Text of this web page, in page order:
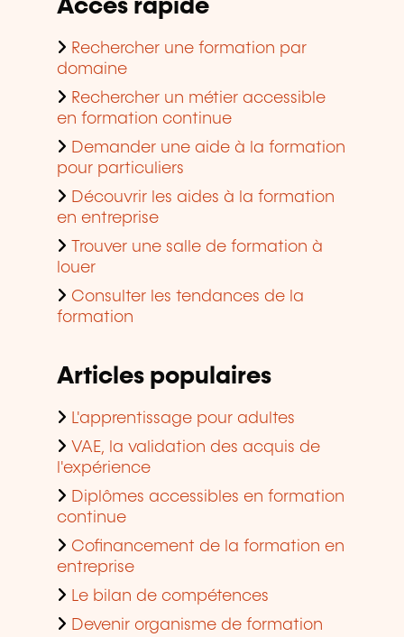
Accès rapide
Rechercher une formation par
domaine
Rechercher un métier accessible
en formation continue
Demander une aide à la formation
pour particuliers
Découvrir les aides à la formation
en entreprise
Trouver une salle de formation à
louer
Consulter les tendances de la
formation
Articles populaires
L'apprentissage pour adultes
VAE, la validation des acquis de
l'expérience
Diplômes accessibles en formation
continue
Cofinancement de la formation en
entreprise
Le bilan de compétences
Devenir organisme de formation